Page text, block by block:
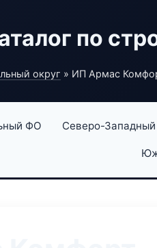
по
округ » ИП Армас
ФО Северо-